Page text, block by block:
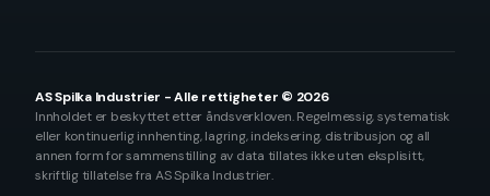
AS Spilka Industrier - Alle rettigheter © 2026
Innholdet er beskyttet etter åndsverkloven. Regelmessig, systematisk
eller kontinuerlig innhenting, lagring, indeksering, distribusjon og all
annen form for sammenstilling av data tillates ikke uten eksplisitt,
skriftlig tillatelse fra AS Spilka Industrier.